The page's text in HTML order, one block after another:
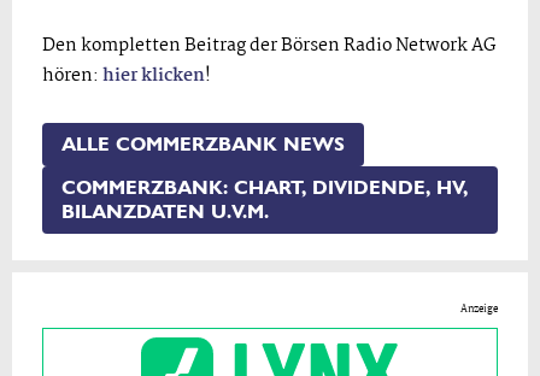
Den kompletten Beitrag der Börsen Radio Network AG
hören: hier klicken!
ALLE COMMERZBANK NEWS
COMMERZBANK: CHART, DIVIDENDE, HV,
BILANZDATEN U.V.M.
Anzeige